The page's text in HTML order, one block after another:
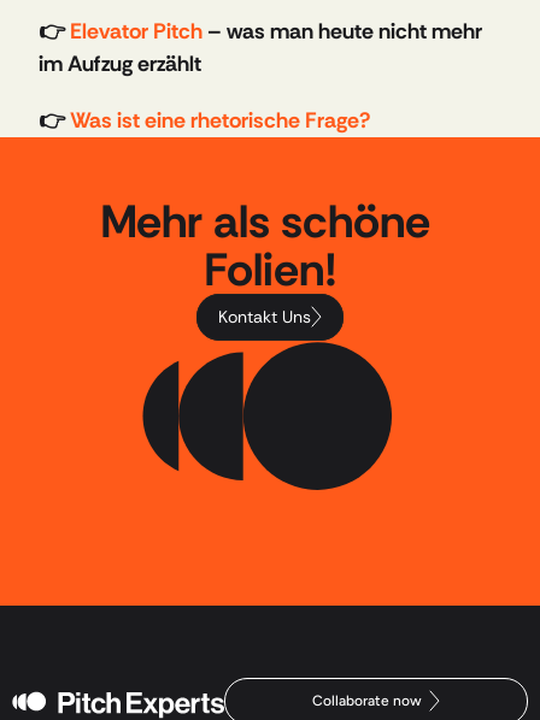
👉 Elevator Pitch – was man heute nicht mehr
im Aufzug erzählt
👉 Was ist eine rhetorische Frage?
Mehr als schöne
Folien!
Kontakt Uns
Collaborate now